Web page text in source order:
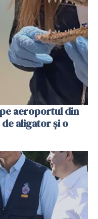
aeroportul din
aligator și o